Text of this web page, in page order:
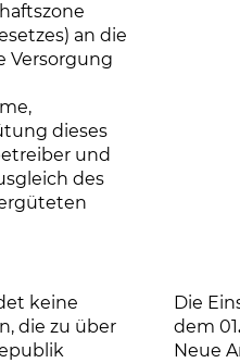
an die
Versorgung
dieses
und
des
keine
die zu über
Die
dem 01
Neue